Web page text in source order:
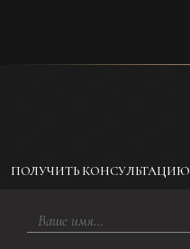
ПОЛУЧИТЬ КОНСУЛЬТАЦИЮ